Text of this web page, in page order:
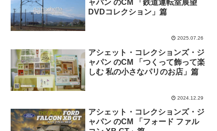
ャパン のCM 「鉄道運転室展望
DVDコレクション」篇
2025.07.26
アシェット・コレクションズ・ジ
ャパン のCM 「つくって飾って楽
しむ 私の小さなパリのお店」篇
2024.12.29
アシェット・コレクションズ・ジ
ャパン のCM 「フォード ファル